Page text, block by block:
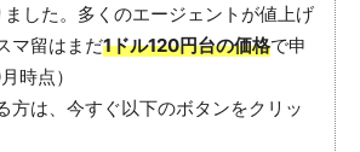
した。多くのエージェントが値上げ
マ留はまだ1ドル120円台の価格で申
時点）
方は、今すぐ以下のボタンをクリッ